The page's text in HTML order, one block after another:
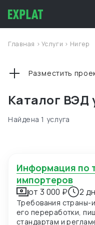
Главная >Услуги > Нигер
Каталог ВЭД
Разместить
Найдена 1 услуга
Информация по требованиям стран-
импортеров
от 3 000 ₽ 2
Требования страны-
его переработки,
стандартам и